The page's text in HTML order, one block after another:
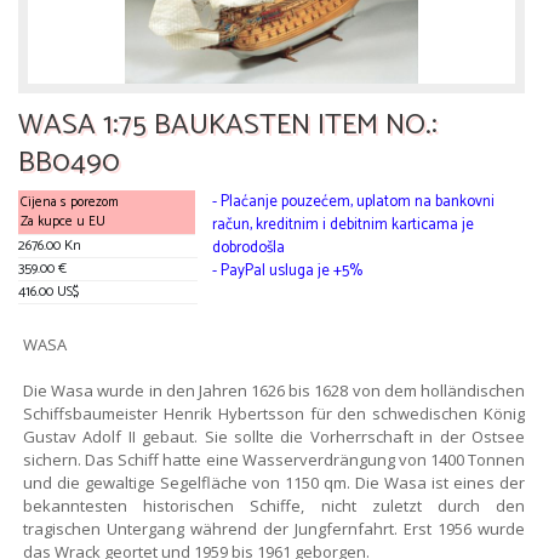
WASA 1:75 BAUKASTEN ITEM NO.:
BB0490
Cijena s porezom
Za kupce u EU
2676.00 Kn
359.00 €
416.00 US$
- Plaćanje pouzećem, uplatom na bankovni
račun, kreditnim i debitnim karticama je
dobrodošla
- PayPal usluga je +5%
WASA
Die Wasa wurde in den Jahren 1626 bis 1628 von dem holländischen
Schiffsbaumeister Henrik Hybertsson für den schwedischen König
Gustav Adolf II gebaut. Sie sollte die Vorherrschaft in der Ostsee
sichern. Das Schiff hatte eine Wasserverdrängung von 1400 Tonnen
und die gewaltige Segelfläche von 1150 qm. Die Wasa ist eines der
bekanntesten historischen Schiffe, nicht zuletzt durch den
tragischen Untergang während der Jungfernfahrt. Erst 1956 wurde
das Wrack geortet und 1959 bis 1961 geborgen.